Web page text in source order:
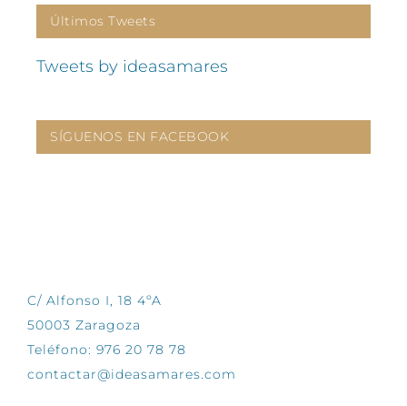
Últimos Tweets
Tweets by ideasamares
SÍGUENOS EN FACEBOOK
C/ Alfonso I, 18 4ºA
50003 Zaragoza
Teléfono: 976 20 78 78
contactar@ideasamares.com